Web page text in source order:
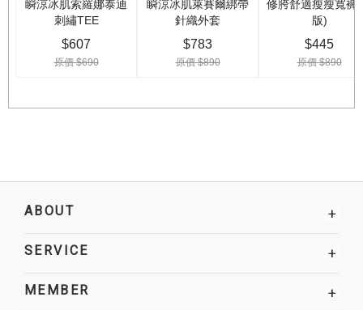
ABOUT +
SERVICE +
MEMBER +